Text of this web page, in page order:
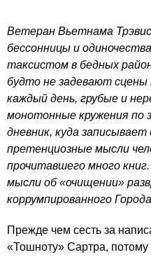
Ветеран Вьетнама
бессонницы и
таксистом в бедных
будто не задевают
каждый день, грубые и
монотонные кружения по
дневник, куда записывает
претенциозные мысли
прочитавшего много
мысли об «очищении»
коррумпированного
Прежде чем сесть за
«Тошноту» Сартра,